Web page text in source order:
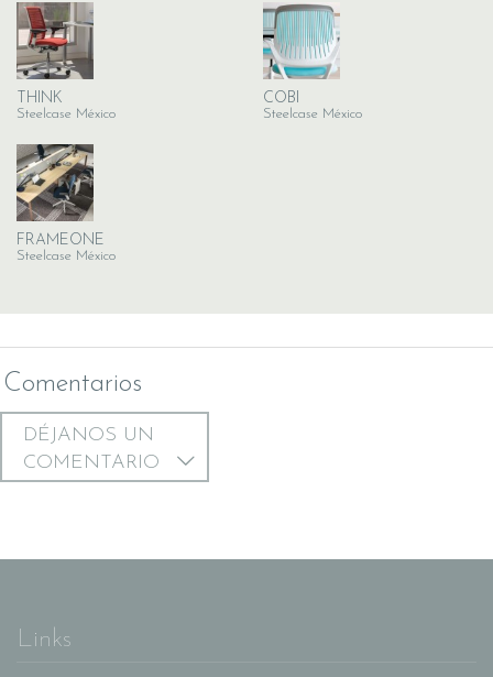
THINK
Steelcase México
COBI
Steelcase México
FRAMEONE
Steelcase México
Comentarios
DÉJANOS UN
COMENTARIO
Links